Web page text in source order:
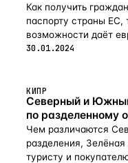
Как получить
паспорту страны ЕС,
возможности даёт
30.01.2024
КИПР
Северный и
по разделенному
Чем различаются
разделения,
туристу и